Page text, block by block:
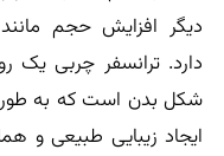
دیگر افزایش حجم
دارد. ترانسفر چربی یک
شکل بدن است که به طور
ایجاد زیبایی طبیعی و